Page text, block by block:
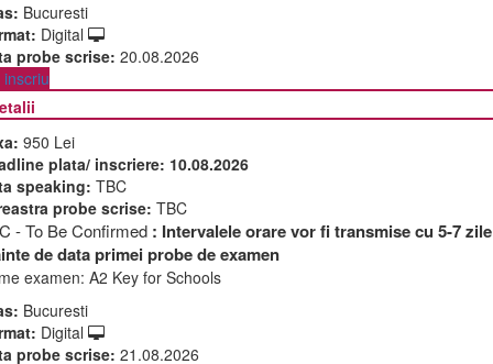
Bucuresti
Digital
probe scrise: 20.08.2026
950 Lei
plata/ inscriere: 10.08.2026
speaking: TBC
probe scrise: TBC
- To Be Confirmed : Intervalele orare vor fi transmise cu 5-7 zile
de data primei probe de examen
examen: A2 Key for Schools
Bucuresti
Digital
probe scrise: 21.08.2026